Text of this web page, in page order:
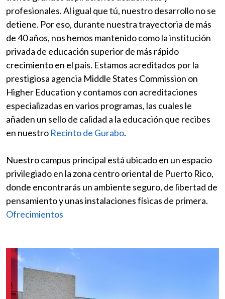
profesionales. Al igual que tú, nuestro desarrollo no se
detiene. Por eso, durante nuestra trayectoria de más
de 40 años, nos hemos mantenido como la institución
privada de educación superior de más rápido
crecimiento en el país. Estamos acreditados por la
prestigiosa agencia Middle States Commission on
Higher Education y contamos con acreditaciones
especializadas en varios programas, las cuales le
añaden un sello de calidad a la educación que recibes
en nuestro Recinto de Gurabo.
Nuestro campus principal está ubicado en un espacio
privilegiado en la zona centro oriental de Puerto Rico,
donde encontrarás un ambiente seguro, de libertad de
pensamiento y unas instalaciones físicas de primera.
Ofrecimientos